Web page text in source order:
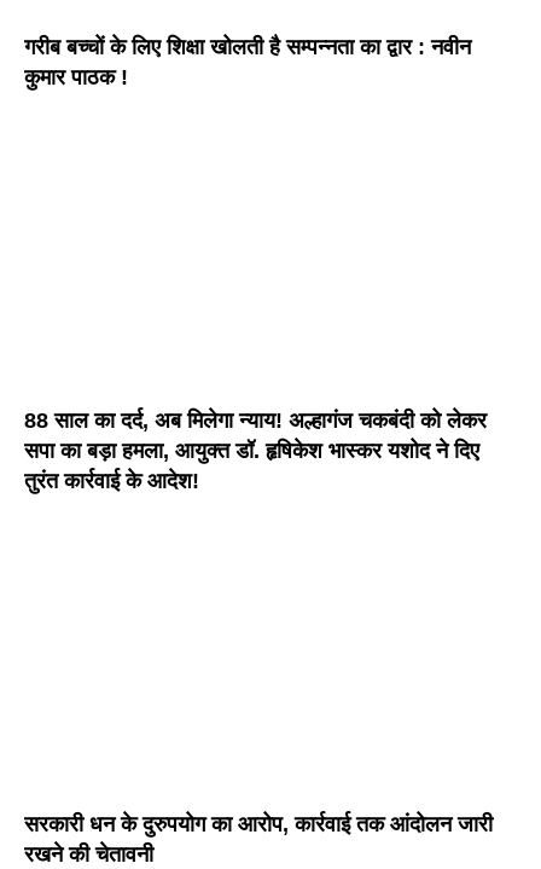
गरीब बच्चों के लिए शिक्षा खोलती है सम्पन्नता का द्वार : नवीन
कुमार पाठक !
88 साल का दर्द, अब मिलेगा न्याय! अल्हागंज चकबंदी को लेकर
सपा का बड़ा हमला, आयुक्त डॉ. हृषिकेश भास्कर यशोद ने दिए
तुरंत कार्रवाई के आदेश!
सरकारी धन के दुरुपयोग का आरोप, कार्रवाई तक आंदोलन जारी
रखने की चेतावनी